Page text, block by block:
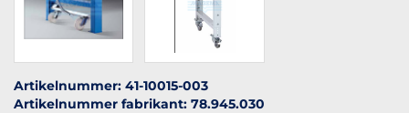
Artikelnummer: 41-10015-003
Artikelnummer fabrikant: 78.945.030